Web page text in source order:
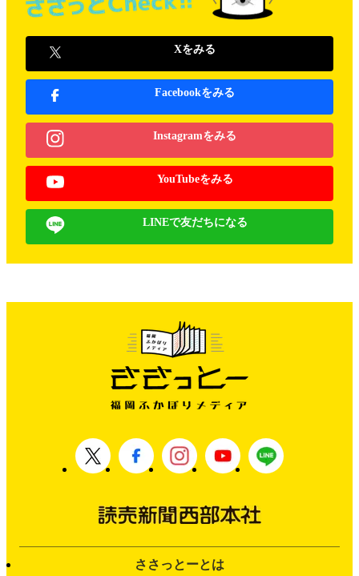
Xをみる
Facebookをみる
Instagramをみる
YouTubeをみる
LINEで友だちになる
ささっとーとは